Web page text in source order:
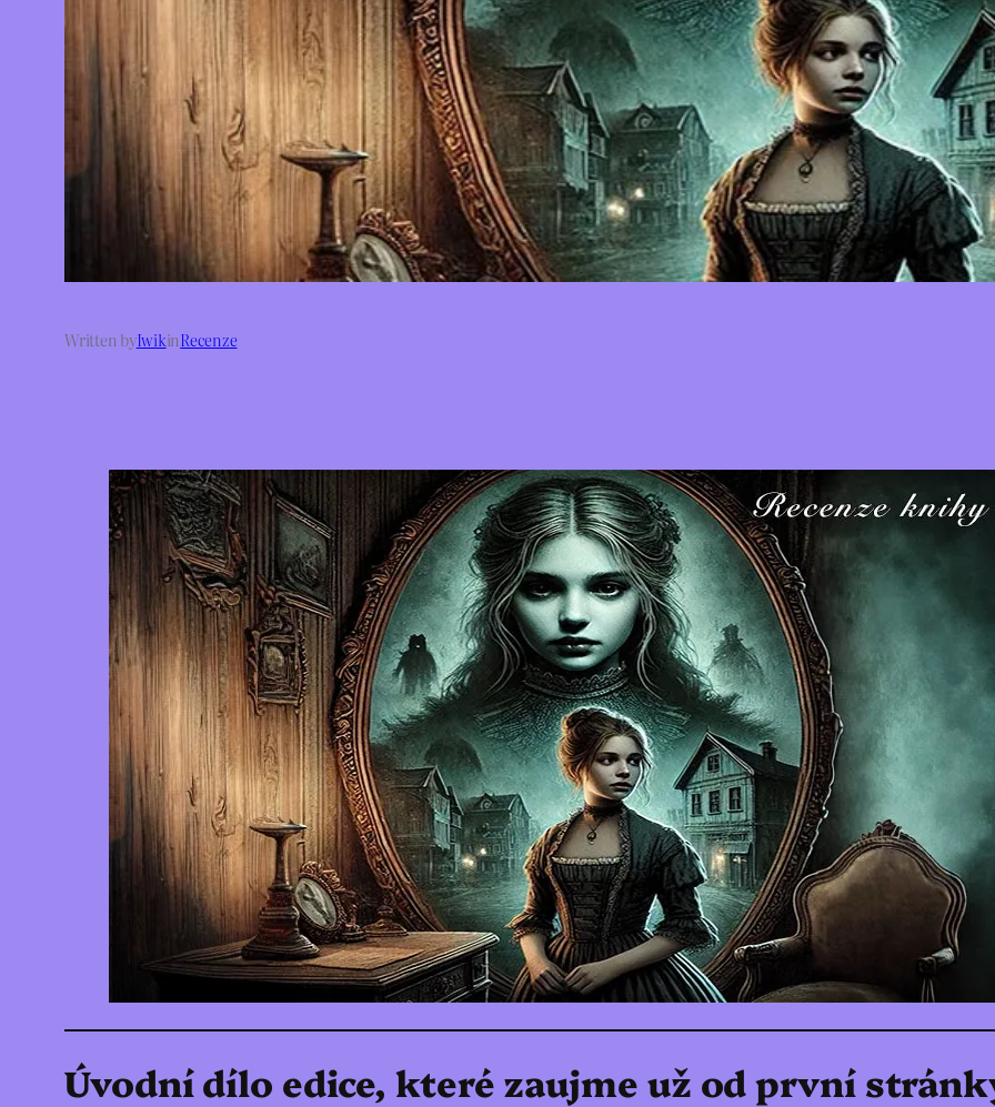
Written byIwikinRecenze
Úvodní dílo edice, které zaujme už od první